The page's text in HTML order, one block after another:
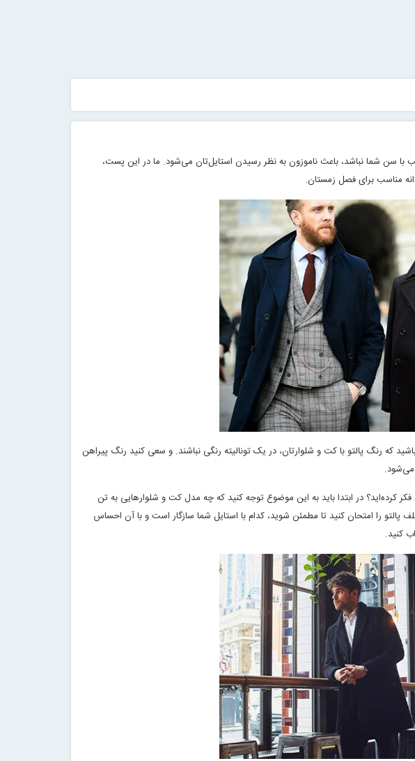
با سن شما نباشد، باعث ناموزون به نظر رسیدن استایل‌تان می‌شود. ما در این پست،
مناسب برای فصل زمستان.
که رنگ پالتو با کت و شلوارتان، در یک تونالیته رنگی نباشند. و سعی کنید رنگ پیراهن
می‌شود.
کرده‌اید؟ در ابتدا باید به این موضوع توجه کنید که چه مدل کت و شلوارهایی به تن
پالتو را امتحان کنید تا مطمئن شوید، کدام با استایل شما سازگار است و با آن احساس
کنید.